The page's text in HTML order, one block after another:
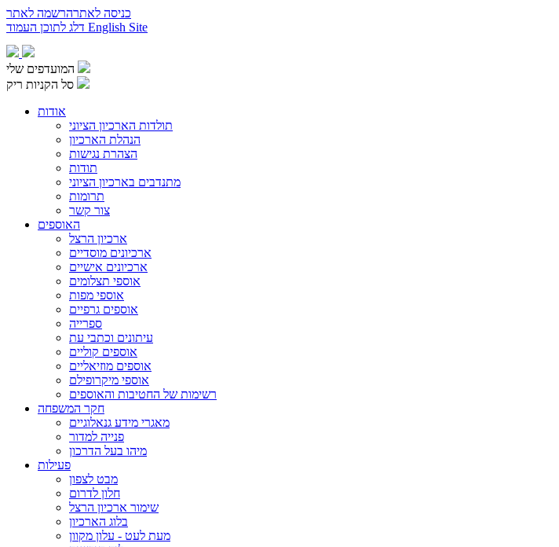
כניסה לאתרהרשמה לאתר
English Site
המועדפים שלי
סל הקניות ריק
אודות
תולדות הארכיון הציוני
הנהלת הארכיון
הצהרת נגישות
תודות
מתנדבים בארכיון הציוני
תרומות
צור קשר
האוספים
ארכיון הרצל
ארכיונים מוסדיים
ארכיונים אישיים
אוספי תצלומים
אוספי מפות
אוספים גרפיים
ספרייה
עיתונים וכתבי עת
אוספים קוליים
אוספים מוזיאליים
אוספי מיקרופילם
רשימות של החטיבות והאוספים
חקר המשפחה
מאגרי מידע גנאלוגיים
פנייה למדור
מיהו בעל הדרכון
פעילות
מבט לצפון
חלון לדרום
שימור ארכיון הרצל
בלוג הארכיון
מעת לעט - עלון מקוון